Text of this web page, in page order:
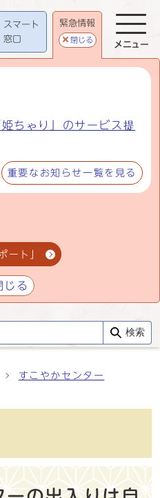
スマート
窓口
緊急情報
閉じる
ちゃり」のサービス提
重要なお知らせ一覧を見る
ート」
じる
メニュー
検索
すこやかセンター